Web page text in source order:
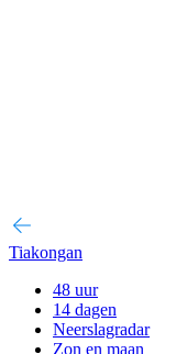
Tiakongan
48 uur
14 dagen
Neerslagradar
Zon en maan